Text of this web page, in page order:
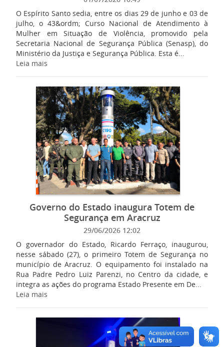
O Espírito Santo sedia, entre os dias 29 de junho e 03 de
julho, o 43&ordm; Curso Nacional de Atendimento à
Mulher em Situação de Violência, promovido pela
Secretaria Nacional de Segurança Pública (Senasp), do
Ministério da Justiça e Segurança Pública. Esta é...
Leia mais
Governo do Estado inaugura Totem de
Segurança em Aracruz
29/06/2026 12:02
O governador do Estado, Ricardo Ferraço, inaugurou,
nesse sábado (27), o primeiro Totem de Segurança no
município de Aracruz. O equipamento foi instalado na
Rua Padre Pedro Luiz Parenzi, no Centro da cidade, e
integra as ações do programa Estado Presente em De...
Leia mais